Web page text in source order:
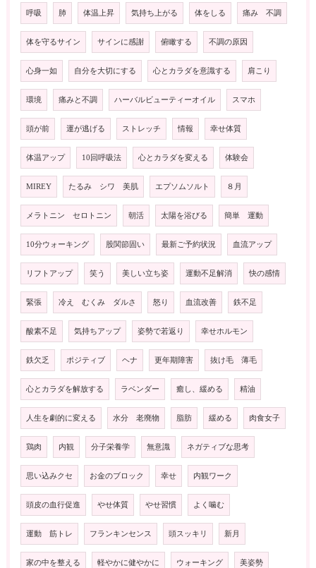
呼吸 肺 体温上昇 気持ち上がる 体をしる 痛み 不調
体を守るサイン サインに感謝 俯瞰する 不調の原因
心身一如 自分を大切にする 心とカラダを意識する 肩こり
環境 痛みと不調 ハーバルビューティーオイル スマホ
頭が前 運が逃げる ストレッチ 情報 幸せ体質
体温アップ 10回呼吸法 心とカラダを変える 体験会
MIREY たるみ シワ 美肌 エプソムソルト ８月
メラトニン セロトニン 朝活 太陽を浴びる 簡単 運動
10分ウォーキング 股関節固い 最新ご予約状況 血流アップ
リフトアップ 笑う 美しい立ち姿 運動不足解消 快の感情
緊張 冷え むくみ ダルさ 怒り 血流改善 鉄不足
酸素不足 気持ちアップ 姿勢で若返り 幸せホルモン
鉄欠乏 ポジティブ ヘナ 更年期障害 抜け毛 薄毛
心とカラダを解放する ラベンダー 癒し、緩める 精油
人生を劇的に変える 水分 老廃物 脂肪 緩める 肉食女子
鶏肉 内観 分子栄養学 無意識 ネガティブな思考
思い込みクセ お金のブロック 幸せ 内観ワーク
頭皮の血行促進 やせ体質 やせ習慣 よく噛む
運動 筋トレ フランキンセンス 頭スッキリ 新月
家の中を整える 軽やかに健やかに ウォーキング 美姿勢